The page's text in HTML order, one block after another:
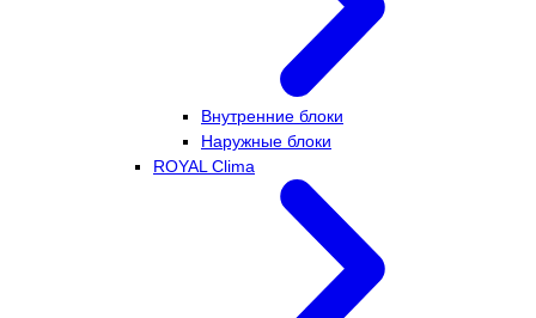
Внутренние блоки
Наружные блоки
ROYAL Clima